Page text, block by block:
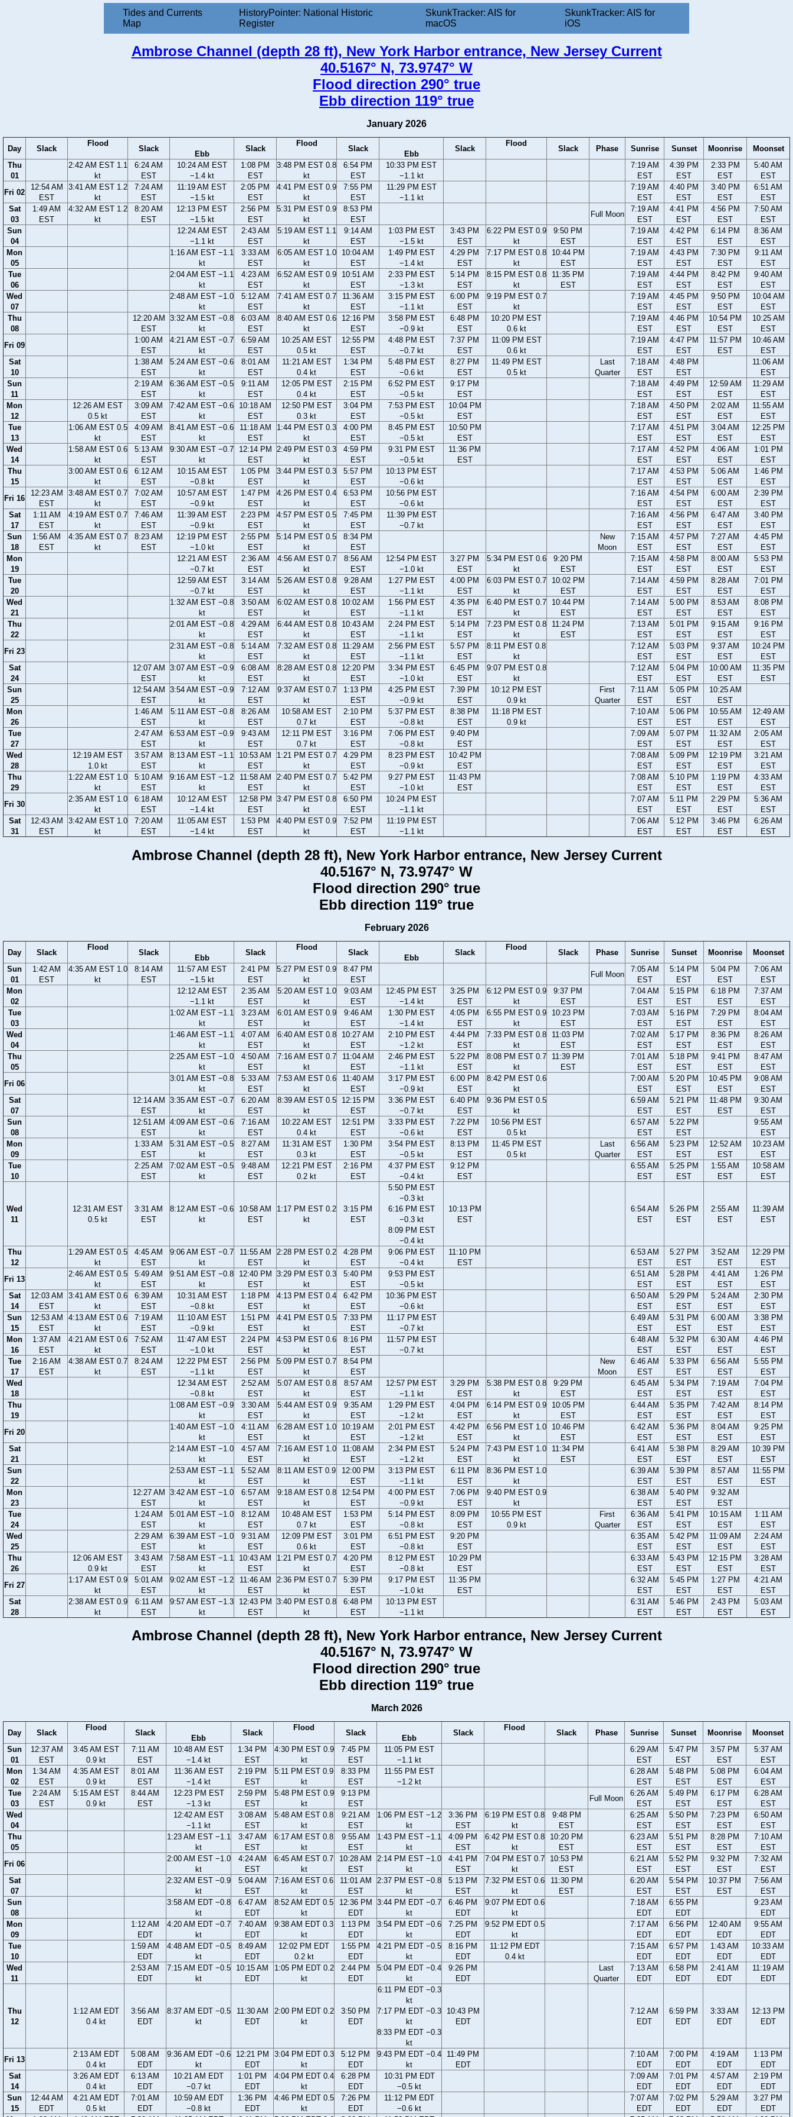
Tides and Currents
Map
HistoryPointer: National Historic
Register
SkunkTracker: AIS for
macOS
SkunkTracker: AIS for
iOS
Ambrose Channel (depth 28 ft), New York Harbor entrance, New Jersey Current
40.5167° N, 73.9747° W
Flood direction 290° true
Ebb direction 119° true
January 2026
Day Slack
Flood
Slack
Ebb
Slack
Flood
Slack
Ebb
Slack
Flood
Slack Phase Sunrise Sunset Moonrise
Moonset
Thu
01
2:42 AM EST 1.1
kt
6:24 AM
EST
10:24 AM EST
−1.4 kt
1:08 PM
EST
3:48 PM EST 0.8
kt
6:54 PM
EST
10:33 PM EST
−1.1 kt
7:19 AM
EST
4:39 PM
EST
2:33 PM
EST
5:40 AM
EST
Fri 02
12:54 AM
EST
3:41 AM EST 1.2
kt
7:24 AM
EST
11:19 AM EST
−1.5 kt
2:05 PM
EST
4:41 PM EST 0.9
kt
7:55 PM
EST
11:29 PM EST
−1.1 kt
7:19 AM
EST
4:40 PM
EST
3:40 PM
EST
6:51 AM
EST
Sat
03
1:49 AM
EST
4:32 AM EST 1.2
kt
8:20 AM
EST
12:13 PM EST
−1.5 kt
2:56 PM
EST
5:31 PM EST 0.9
kt
8:53 PM
EST
Full Moon
7:19 AM
EST
4:41 PM
EST
4:56 PM
EST
7:50 AM
EST
Sun
04
12:24 AM EST
−1.1 kt
2:43 AM
EST
5:19 AM EST 1.1
kt
9:14 AM
EST
1:03 PM EST
−1.5 kt
3:43 PM
EST
6:22 PM EST 0.9
kt
9:50 PM
EST
7:19 AM
EST
4:42 PM
EST
6:14 PM
EST
8:36 AM
EST
Mon
05
1:16 AM EST −1.1
kt
3:33 AM
EST
6:05 AM EST 1.0
kt
10:04 AM
EST
1:49 PM EST
−1.4 kt
4:29 PM
EST
7:17 PM EST 0.8
kt
10:44 PM
EST
7:19 AM
EST
4:43 PM
EST
7:30 PM
EST
9:11 AM
EST
Tue
06
2:04 AM EST −1.1
kt
4:23 AM
EST
6:52 AM EST 0.9
kt
10:51 AM
EST
2:33 PM EST
−1.3 kt
5:14 PM
EST
8:15 PM EST 0.8
kt
11:35 PM
EST
7:19 AM
EST
4:44 PM
EST
8:42 PM
EST
9:40 AM
EST
Wed
07
2:48 AM EST −1.0
kt
5:12 AM
EST
7:41 AM EST 0.7
kt
11:36 AM
EST
3:15 PM EST
−1.1 kt
6:00 PM
EST
9:19 PM EST 0.7
kt
7:19 AM
EST
4:45 PM
EST
9:50 PM
EST
10:04 AM
EST
Thu
08
12:20 AM
EST
3:32 AM EST −0.8
kt
6:03 AM
EST
8:40 AM EST 0.6
kt
12:16 PM
EST
3:58 PM EST
−0.9 kt
6:48 PM
EST
10:20 PM EST
0.6 kt
7:19 AM
EST
4:46 PM
EST
10:54 PM
EST
10:25 AM
EST
Fri 09
1:00 AM
EST
4:21 AM EST −0.7
kt
6:59 AM
EST
10:25 AM EST
0.5 kt
12:55 PM
EST
4:48 PM EST
−0.7 kt
7:37 PM
EST
11:09 PM EST
0.6 kt
7:19 AM
EST
4:47 PM
EST
11:57 PM
EST
10:46 AM
EST
Sat
10
1:38 AM
EST
5:24 AM EST −0.6
kt
8:01 AM
EST
11:21 AM EST
0.4 kt
1:34 PM
EST
5:48 PM EST
−0.6 kt
8:27 PM
EST
11:49 PM EST
0.5 kt
Last
Quarter
7:18 AM
EST
4:48 PM
EST
11:06 AM
EST
Sun
11
2:19 AM
EST
6:36 AM EST −0.5
kt
9:11 AM
EST
12:05 PM EST
0.4 kt
2:15 PM
EST
6:52 PM EST
−0.5 kt
9:17 PM
EST
7:18 AM
EST
4:49 PM
EST
12:59 AM
EST
11:29 AM
EST
Mon
12
12:26 AM EST
0.5 kt
3:09 AM
EST
7:42 AM EST −0.6
kt
10:18 AM
EST
12:50 PM EST
0.3 kt
3:04 PM
EST
7:53 PM EST
−0.5 kt
10:04 PM
EST
7:18 AM
EST
4:50 PM
EST
2:02 AM
EST
11:55 AM
EST
Tue
13
1:06 AM EST 0.5
kt
4:09 AM
EST
8:41 AM EST −0.6
kt
11:18 AM
EST
1:44 PM EST 0.3
kt
4:00 PM
EST
8:45 PM EST
−0.5 kt
10:50 PM
EST
7:17 AM
EST
4:51 PM
EST
3:04 AM
EST
12:25 PM
EST
Wed
14
1:58 AM EST 0.6
kt
5:13 AM
EST
9:30 AM EST −0.7
kt
12:14 PM
EST
2:49 PM EST 0.3
kt
4:59 PM
EST
9:31 PM EST
−0.5 kt
11:36 PM
EST
7:17 AM
EST
4:52 PM
EST
4:06 AM
EST
1:01 PM
EST
Thu
15
3:00 AM EST 0.6
kt
6:12 AM
EST
10:15 AM EST
−0.8 kt
1:05 PM
EST
3:44 PM EST 0.3
kt
5:57 PM
EST
10:13 PM EST
−0.6 kt
7:17 AM
EST
4:53 PM
EST
5:06 AM
EST
1:46 PM
EST
Fri 16
12:23 AM
EST
3:48 AM EST 0.7
kt
7:02 AM
EST
10:57 AM EST
−0.9 kt
1:47 PM
EST
4:26 PM EST 0.4
kt
6:53 PM
EST
10:56 PM EST
−0.6 kt
7:16 AM
EST
4:54 PM
EST
6:00 AM
EST
2:39 PM
EST
Sat
17
1:11 AM
EST
4:19 AM EST 0.7
kt
7:46 AM
EST
11:39 AM EST
−0.9 kt
2:23 PM
EST
4:57 PM EST 0.5
kt
7:45 PM
EST
11:39 PM EST
−0.7 kt
7:16 AM
EST
4:56 PM
EST
6:47 AM
EST
3:40 PM
EST
Sun
18
1:56 AM
EST
4:35 AM EST 0.7
kt
8:23 AM
EST
12:19 PM EST
−1.0 kt
2:55 PM
EST
5:14 PM EST 0.5
kt
8:34 PM
EST
New
Moon
7:15 AM
EST
4:57 PM
EST
7:27 AM
EST
4:45 PM
EST
Mon
19
12:21 AM EST
−0.7 kt
2:36 AM
EST
4:56 AM EST 0.7
kt
8:56 AM
EST
12:54 PM EST
−1.0 kt
3:27 PM
EST
5:34 PM EST 0.6
kt
9:20 PM
EST
7:15 AM
EST
4:58 PM
EST
8:00 AM
EST
5:53 PM
EST
Tue
20
12:59 AM EST
−0.7 kt
3:14 AM
EST
5:26 AM EST 0.8
kt
9:28 AM
EST
1:27 PM EST
−1.1 kt
4:00 PM
EST
6:03 PM EST 0.7
kt
10:02 PM
EST
7:14 AM
EST
4:59 PM
EST
8:28 AM
EST
7:01 PM
EST
Wed
21
1:32 AM EST −0.8
kt
3:50 AM
EST
6:02 AM EST 0.8
kt
10:02 AM
EST
1:56 PM EST
−1.1 kt
4:35 PM
EST
6:40 PM EST 0.7
kt
10:44 PM
EST
7:14 AM
EST
5:00 PM
EST
8:53 AM
EST
8:08 PM
EST
Thu
22
2:01 AM EST −0.8
kt
4:29 AM
EST
6:44 AM EST 0.8
kt
10:43 AM
EST
2:24 PM EST
−1.1 kt
5:14 PM
EST
7:23 PM EST 0.8
kt
11:24 PM
EST
7:13 AM
EST
5:01 PM
EST
9:15 AM
EST
9:16 PM
EST
Fri 23
2:31 AM EST −0.8
kt
5:14 AM
EST
7:32 AM EST 0.8
kt
11:29 AM
EST
2:56 PM EST
−1.1 kt
5:57 PM
EST
8:11 PM EST 0.8
kt
7:12 AM
EST
5:03 PM
EST
9:37 AM
EST
10:24 PM
EST
Sat
24
12:07 AM
EST
3:07 AM EST −0.9
kt
6:08 AM
EST
8:28 AM EST 0.8
kt
12:20 PM
EST
3:34 PM EST
−1.0 kt
6:45 PM
EST
9:07 PM EST 0.8
kt
7:12 AM
EST
5:04 PM
EST
10:00 AM
EST
11:35 PM
EST
Sun
25
12:54 AM
EST
3:54 AM EST −0.9
kt
7:12 AM
EST
9:37 AM EST 0.7
kt
1:13 PM
EST
4:25 PM EST
−0.9 kt
7:39 PM
EST
10:12 PM EST
0.9 kt
First
Quarter
7:11 AM
EST
5:05 PM
EST
10:25 AM
EST
Mon
26
1:46 AM
EST
5:11 AM EST −0.8
kt
8:26 AM
EST
10:58 AM EST
0.7 kt
2:10 PM
EST
5:37 PM EST
−0.8 kt
8:38 PM
EST
11:18 PM EST
0.9 kt
7:10 AM
EST
5:06 PM
EST
10:55 AM
EST
12:49 AM
EST
Tue
27
2:47 AM
EST
6:53 AM EST −0.9
kt
9:43 AM
EST
12:11 PM EST
0.7 kt
3:16 PM
EST
7:06 PM EST
−0.8 kt
9:40 PM
EST
7:09 AM
EST
5:07 PM
EST
11:32 AM
EST
2:05 AM
EST
Wed
28
12:19 AM EST
1.0 kt
3:57 AM
EST
8:13 AM EST −1.1
kt
10:53 AM
EST
1:21 PM EST 0.7
kt
4:29 PM
EST
8:23 PM EST
−0.9 kt
10:42 PM
EST
7:08 AM
EST
5:09 PM
EST
12:19 PM
EST
3:21 AM
EST
Thu
29
1:22 AM EST 1.0
kt
5:10 AM
EST
9:16 AM EST −1.2
kt
11:58 AM
EST
2:40 PM EST 0.7
kt
5:42 PM
EST
9:27 PM EST
−1.0 kt
11:43 PM
EST
7:08 AM
EST
5:10 PM
EST
1:19 PM
EST
4:33 AM
EST
Fri 30
2:35 AM EST 1.0
kt
6:18 AM
EST
10:12 AM EST
−1.4 kt
12:58 PM
EST
3:47 PM EST 0.8
kt
6:50 PM
EST
10:24 PM EST
−1.1 kt
7:07 AM
EST
5:11 PM
EST
2:29 PM
EST
5:36 AM
EST
Sat
31
12:43 AM
EST
3:42 AM EST 1.0
kt
7:20 AM
EST
11:05 AM EST
−1.4 kt
1:53 PM
EST
4:40 PM EST 0.9
kt
7:52 PM
EST
11:19 PM EST
−1.1 kt
7:06 AM
EST
5:12 PM
EST
3:46 PM
EST
6:26 AM
EST
Ambrose Channel (depth 28 ft), New York Harbor entrance, New Jersey Current
40.5167° N, 73.9747° W
Flood direction 290° true
Ebb direction 119° true
February 2026
Day Slack
Flood
Slack
Ebb
Slack
Flood
Slack
Ebb
Slack
Flood
Slack Phase Sunrise Sunset Moonrise
Moonset
Sun
01
1:42 AM
EST
4:35 AM EST 1.0
kt
8:14 AM
EST
11:57 AM EST
−1.5 kt
2:41 PM
EST
5:27 PM EST 0.9
kt
8:47 PM
EST
Full Moon
7:05 AM
EST
5:14 PM
EST
5:04 PM
EST
7:06 AM
EST
Mon
02
12:12 AM EST
−1.1 kt
2:35 AM
EST
5:20 AM EST 1.0
kt
9:03 AM
EST
12:45 PM EST
−1.4 kt
3:25 PM
EST
6:12 PM EST 0.9
kt
9:37 PM
EST
7:04 AM
EST
5:15 PM
EST
6:18 PM
EST
7:37 AM
EST
Tue
03
1:02 AM EST −1.1
kt
3:23 AM
EST
6:01 AM EST 0.9
kt
9:46 AM
EST
1:30 PM EST
−1.4 kt
4:05 PM
EST
6:55 PM EST 0.9
kt
10:23 PM
EST
7:03 AM
EST
5:16 PM
EST
7:29 PM
EST
8:04 AM
EST
Wed
04
1:46 AM EST −1.1
kt
4:07 AM
EST
6:40 AM EST 0.8
kt
10:27 AM
EST
2:10 PM EST
−1.2 kt
4:44 PM
EST
7:33 PM EST 0.8
kt
11:03 PM
EST
7:02 AM
EST
5:17 PM
EST
8:36 PM
EST
8:26 AM
EST
Thu
05
2:25 AM EST −1.0
kt
4:50 AM
EST
7:16 AM EST 0.7
kt
11:04 AM
EST
2:46 PM EST
−1.1 kt
5:22 PM
EST
8:08 PM EST 0.7
kt
11:39 PM
EST
7:01 AM
EST
5:18 PM
EST
9:41 PM
EST
8:47 AM
EST
Fri 06
3:01 AM EST −0.8
kt
5:33 AM
EST
7:53 AM EST 0.6
kt
11:40 AM
EST
3:17 PM EST
−0.9 kt
6:00 PM
EST
8:42 PM EST 0.6
kt
7:00 AM
EST
5:20 PM
EST
10:45 PM
EST
9:08 AM
EST
Sat
07
12:14 AM
EST
3:35 AM EST −0.7
kt
6:20 AM
EST
8:39 AM EST 0.5
kt
12:15 PM
EST
3:36 PM EST
−0.7 kt
6:40 PM
EST
9:36 PM EST 0.5
kt
6:59 AM
EST
5:21 PM
EST
11:48 PM
EST
9:30 AM
EST
Sun
08
12:51 AM
EST
4:09 AM EST −0.6
kt
7:16 AM
EST
10:22 AM EST
0.4 kt
12:51 PM
EST
3:33 PM EST
−0.6 kt
7:22 PM
EST
10:56 PM EST
0.5 kt
6:57 AM
EST
5:22 PM
EST
9:55 AM
EST
Mon
09
1:33 AM
EST
5:31 AM EST −0.5
kt
8:27 AM
EST
11:31 AM EST
0.3 kt
1:30 PM
EST
3:54 PM EST
−0.5 kt
8:13 PM
EST
11:45 PM EST
0.5 kt
Last
Quarter
6:56 AM
EST
5:23 PM
EST
12:52 AM
EST
10:23 AM
EST
Tue
10
2:25 AM
EST
7:02 AM EST −0.5
kt
9:48 AM
EST
12:21 PM EST
0.2 kt
2:16 PM
EST
4:37 PM EST
−0.4 kt
9:12 PM
EST
6:55 AM
EST
5:25 PM
EST
1:55 AM
EST
10:58 AM
EST
Wed
11
12:31 AM EST
0.5 kt
3:31 AM
EST
8:12 AM EST −0.6
kt
10:58 AM
EST
1:17 PM EST 0.2
kt
3:15 PM
EST
5:50 PM EST
−0.3 kt
6:16 PM EST
−0.3 kt
8:09 PM EST
−0.4 kt
10:13 PM
EST
6:54 AM
EST
5:26 PM
EST
2:55 AM
EST
11:39 AM
EST
Thu
12
1:29 AM EST 0.5
kt
4:45 AM
EST
9:06 AM EST −0.7
kt
11:55 AM
EST
2:28 PM EST 0.2
kt
4:28 PM
EST
9:06 PM EST
−0.4 kt
11:10 PM
EST
6:53 AM
EST
5:27 PM
EST
3:52 AM
EST
12:29 PM
EST
Fri 13
2:46 AM EST 0.5
kt
5:49 AM
EST
9:51 AM EST −0.8
kt
12:40 PM
EST
3:29 PM EST 0.3
kt
5:40 PM
EST
9:53 PM EST
−0.5 kt
6:51 AM
EST
5:28 PM
EST
4:41 AM
EST
1:26 PM
EST
Sat
14
12:03 AM
EST
3:41 AM EST 0.6
kt
6:39 AM
EST
10:31 AM EST
−0.8 kt
1:18 PM
EST
4:13 PM EST 0.4
kt
6:42 PM
EST
10:36 PM EST
−0.6 kt
6:50 AM
EST
5:29 PM
EST
5:24 AM
EST
2:30 PM
EST
Sun
15
12:53 AM
EST
4:13 AM EST 0.6
kt
7:19 AM
EST
11:10 AM EST
−0.9 kt
1:51 PM
EST
4:41 PM EST 0.5
kt
7:33 PM
EST
11:17 PM EST
−0.7 kt
6:49 AM
EST
5:31 PM
EST
6:00 AM
EST
3:38 PM
EST
Mon
16
1:37 AM
EST
4:21 AM EST 0.6
kt
7:52 AM
EST
11:47 AM EST
−1.0 kt
2:24 PM
EST
4:53 PM EST 0.6
kt
8:16 PM
EST
11:57 PM EST
−0.7 kt
6:48 AM
EST
5:32 PM
EST
6:30 AM
EST
4:46 PM
EST
Tue
17
2:16 AM
EST
4:38 AM EST 0.7
kt
8:24 AM
EST
12:22 PM EST
−1.1 kt
2:56 PM
EST
5:09 PM EST 0.7
kt
8:54 PM
EST
New
Moon
6:46 AM
EST
5:33 PM
EST
6:56 AM
EST
5:55 PM
EST
Wed
18
12:34 AM EST
−0.8 kt
2:52 AM
EST
5:07 AM EST 0.8
kt
8:57 AM
EST
12:57 PM EST
−1.1 kt
3:29 PM
EST
5:38 PM EST 0.8
kt
9:29 PM
EST
6:45 AM
EST
5:34 PM
EST
7:19 AM
EST
7:04 PM
EST
Thu
19
1:08 AM EST −0.9
kt
3:30 AM
EST
5:44 AM EST 0.9
kt
9:35 AM
EST
1:29 PM EST
−1.2 kt
4:04 PM
EST
6:14 PM EST 0.9
kt
10:05 PM
EST
6:44 AM
EST
5:35 PM
EST
7:42 AM
EST
8:14 PM
EST
Fri 20
1:40 AM EST −1.0
kt
4:11 AM
EST
6:28 AM EST 1.0
kt
10:19 AM
EST
2:01 PM EST
−1.2 kt
4:42 PM
EST
6:56 PM EST 1.0
kt
10:46 PM
EST
6:42 AM
EST
5:36 PM
EST
8:04 AM
EST
9:25 PM
EST
Sat
21
2:14 AM EST −1.0
kt
4:57 AM
EST
7:16 AM EST 1.0
kt
11:08 AM
EST
2:34 PM EST
−1.2 kt
5:24 PM
EST
7:43 PM EST 1.0
kt
11:34 PM
EST
6:41 AM
EST
5:38 PM
EST
8:29 AM
EST
10:39 PM
EST
Sun
22
2:53 AM EST −1.1
kt
5:52 AM
EST
8:11 AM EST 0.9
kt
12:00 PM
EST
3:13 PM EST
−1.1 kt
6:11 PM
EST
8:36 PM EST 1.0
kt
6:39 AM
EST
5:39 PM
EST
8:57 AM
EST
11:55 PM
EST
Mon
23
12:27 AM
EST
3:42 AM EST −1.0
kt
6:57 AM
EST
9:18 AM EST 0.8
kt
12:54 PM
EST
4:00 PM EST
−0.9 kt
7:06 PM
EST
9:40 PM EST 0.9
kt
6:38 AM
EST
5:40 PM
EST
9:32 AM
EST
Tue
24
1:24 AM
EST
5:01 AM EST −1.0
kt
8:12 AM
EST
10:48 AM EST
0.7 kt
1:53 PM
EST
5:14 PM EST
−0.8 kt
8:09 PM
EST
10:55 PM EST
0.9 kt
First
Quarter
6:36 AM
EST
5:41 PM
EST
10:15 AM
EST
1:11 AM
EST
Wed
25
2:29 AM
EST
6:39 AM EST −1.0
kt
9:31 AM
EST
12:09 PM EST
0.6 kt
3:01 PM
EST
6:51 PM EST
−0.8 kt
9:20 PM
EST
6:35 AM
EST
5:42 PM
EST
11:09 AM
EST
2:24 AM
EST
Thu
26
12:06 AM EST
0.9 kt
3:43 AM
EST
7:58 AM EST −1.1
kt
10:43 AM
EST
1:21 PM EST 0.7
kt
4:20 PM
EST
8:12 PM EST
−0.8 kt
10:29 PM
EST
6:33 AM
EST
5:43 PM
EST
12:15 PM
EST
3:28 AM
EST
Fri 27
1:17 AM EST 0.9
kt
5:01 AM
EST
9:02 AM EST −1.2
kt
11:46 AM
EST
2:36 PM EST 0.7
kt
5:39 PM
EST
9:17 PM EST
−1.0 kt
11:35 PM
EST
6:32 AM
EST
5:45 PM
EST
1:27 PM
EST
4:21 AM
EST
Sat
28
2:38 AM EST 0.9
kt
6:11 AM
EST
9:57 AM EST −1.3
kt
12:43 PM
EST
3:40 PM EST 0.8
kt
6:48 PM
EST
10:13 PM EST
−1.1 kt
6:31 AM
EST
5:46 PM
EST
2:43 PM
EST
5:03 AM
EST
Ambrose Channel (depth 28 ft), New York Harbor entrance, New Jersey Current
40.5167° N, 73.9747° W
Flood direction 290° true
Ebb direction 119° true
March 2026
Day Slack
Flood
Slack
Ebb
Slack
Flood
Slack
Ebb
Slack
Flood
Slack Phase Sunrise Sunset Moonrise
Moonset
Sun
01
12:37 AM
EST
3:45 AM EST
0.9 kt
7:11 AM
EST
10:48 AM EST
−1.4 kt
1:34 PM
EST
4:30 PM EST 0.9
kt
7:45 PM
EST
11:05 PM EST
−1.1 kt
6:29 AM
EST
5:47 PM
EST
3:57 PM
EST
5:37 AM
EST
Mon
02
1:34 AM
EST
4:35 AM EST
0.9 kt
8:01 AM
EST
11:36 AM EST
−1.4 kt
2:19 PM
EST
5:11 PM EST 0.9
kt
8:33 PM
EST
11:55 PM EST
−1.2 kt
6:28 AM
EST
5:48 PM
EST
5:08 PM
EST
6:04 AM
EST
Tue
03
2:24 AM
EST
5:15 AM EST
0.9 kt
8:44 AM
EST
12:23 PM EST
−1.3 kt
2:59 PM
EST
5:48 PM EST 0.9
kt
9:13 PM
EST
Full Moon
6:26 AM
EST
5:49 PM
EST
6:17 PM
EST
6:28 AM
EST
Wed
04
12:42 AM EST
−1.1 kt
3:08 AM
EST
5:48 AM EST 0.8
kt
9:21 AM
EST
1:06 PM EST −1.2
kt
3:36 PM
EST
6:19 PM EST 0.8
kt
9:48 PM
EST
6:25 AM
EST
5:50 PM
EST
7:23 PM
EST
6:50 AM
EST
Thu
05
1:23 AM EST −1.1
kt
3:47 AM
EST
6:17 AM EST 0.8
kt
9:55 AM
EST
1:43 PM EST −1.1
kt
4:09 PM
EST
6:42 PM EST 0.8
kt
10:20 PM
EST
6:23 AM
EST
5:51 PM
EST
8:28 PM
EST
7:10 AM
EST
Fri 06
2:00 AM EST −1.0
kt
4:24 AM
EST
6:45 AM EST 0.7
kt
10:28 AM
EST
2:14 PM EST −1.0
kt
4:41 PM
EST
7:04 PM EST 0.7
kt
10:53 PM
EST
6:21 AM
EST
5:52 PM
EST
9:32 PM
EST
7:32 AM
EST
Sat
07
2:32 AM EST −0.9
kt
5:04 AM
EST
7:16 AM EST 0.6
kt
11:01 AM
EST
2:37 PM EST −0.8
kt
5:13 PM
EST
7:32 PM EST 0.6
kt
11:30 PM
EST
6:20 AM
EST
5:54 PM
EST
10:37 PM
EST
7:56 AM
EST
Sun
08
3:58 AM EDT −0.8
kt
6:47 AM
EDT
8:52 AM EDT 0.5
kt
12:36 PM
EDT
3:44 PM EDT −0.7
kt
6:46 PM
EDT
9:07 PM EDT 0.6
kt
7:18 AM
EDT
6:55 PM
EDT
9:23 AM
EDT
Mon
09
1:12 AM
EDT
4:20 AM EDT −0.7
kt
7:40 AM
EDT
9:38 AM EDT 0.3
kt
1:13 PM
EDT
3:54 PM EDT −0.6
kt
7:25 PM
EDT
9:52 PM EDT 0.5
kt
7:17 AM
EDT
6:56 PM
EDT
12:40 AM
EDT
9:55 AM
EDT
Tue
10
1:59 AM
EDT
4:48 AM EDT −0.5
kt
8:49 AM
EDT
12:02 PM EDT
0.2 kt
1:55 PM
EDT
4:21 PM EDT −0.5
kt
8:16 PM
EDT
11:12 PM EDT
0.4 kt
7:15 AM
EDT
6:57 PM
EDT
1:43 AM
EDT
10:33 AM
EDT
Wed
11
2:53 AM
EDT
7:15 AM EDT −0.5
kt
10:15 AM
EDT
1:05 PM EDT 0.2
kt
2:44 PM
EDT
5:04 PM EDT −0.4
kt
9:26 PM
EDT
Last
Quarter
7:13 AM
EDT
6:58 PM
EDT
2:41 AM
EDT
11:19 AM
EDT
Thu
12
1:12 AM EDT
0.4 kt
3:56 AM
EDT
8:37 AM EDT −0.5
kt
11:30 AM
EDT
2:00 PM EDT 0.2
kt
3:50 PM
EDT
6:11 PM EDT −0.3
kt
7:17 PM EDT −0.3
kt
8:33 PM EDT −0.3
kt
10:43 PM
EDT
7:12 AM
EDT
6:59 PM
EDT
3:33 AM
EDT
12:13 PM
EDT
Fri 13
2:13 AM EDT
0.4 kt
5:08 AM
EDT
9:36 AM EDT −0.6
kt
12:21 PM
EDT
3:04 PM EDT 0.3
kt
5:12 PM
EDT
9:43 PM EDT −0.4
kt
11:49 PM
EDT
7:10 AM
EDT
7:00 PM
EDT
4:19 AM
EDT
1:13 PM
EDT
Sat
14
3:26 AM EDT
0.4 kt
6:13 AM
EDT
10:21 AM EDT
−0.7 kt
1:01 PM
EDT
4:04 PM EDT 0.4
kt
6:28 PM
EDT
10:31 PM EDT
−0.5 kt
7:09 AM
EDT
7:01 PM
EDT
4:57 AM
EDT
2:19 PM
EDT
Sun
15
12:44 AM
EDT
4:21 AM EDT
0.5 kt
7:01 AM
EDT
10:59 AM EDT
−0.8 kt
1:36 PM
EDT
4:46 PM EDT 0.5
kt
7:26 PM
EDT
11:12 PM EDT
−0.6 kt
7:07 AM
EDT
7:02 PM
EDT
5:29 AM
EDT
3:27 PM
EDT